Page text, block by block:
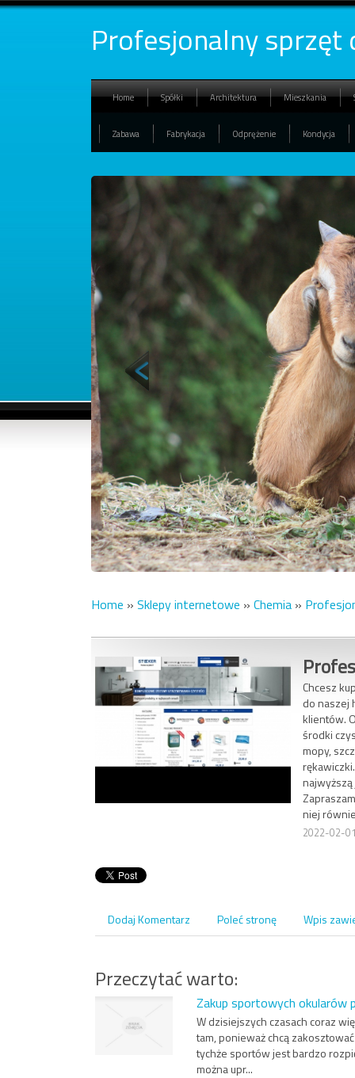
Profesjonalny sprzęt
Home Spółki Architektura Mieszkania
Zabawa Fabrykacja Odprężenie Kondycja
Home » Sklepy internetowe » Chemia »
Chcesz
do naszej
klientów.
środki
mopy,
niej
2022-02-
Dodaj Komentarz Poleć stronę Wpis
Przeczytać warto:
Zakup sportowych okularów
W dzisiejszych czasach coraz
tam, ponieważ chcą
tychże sportów jest bardzo
można upr...